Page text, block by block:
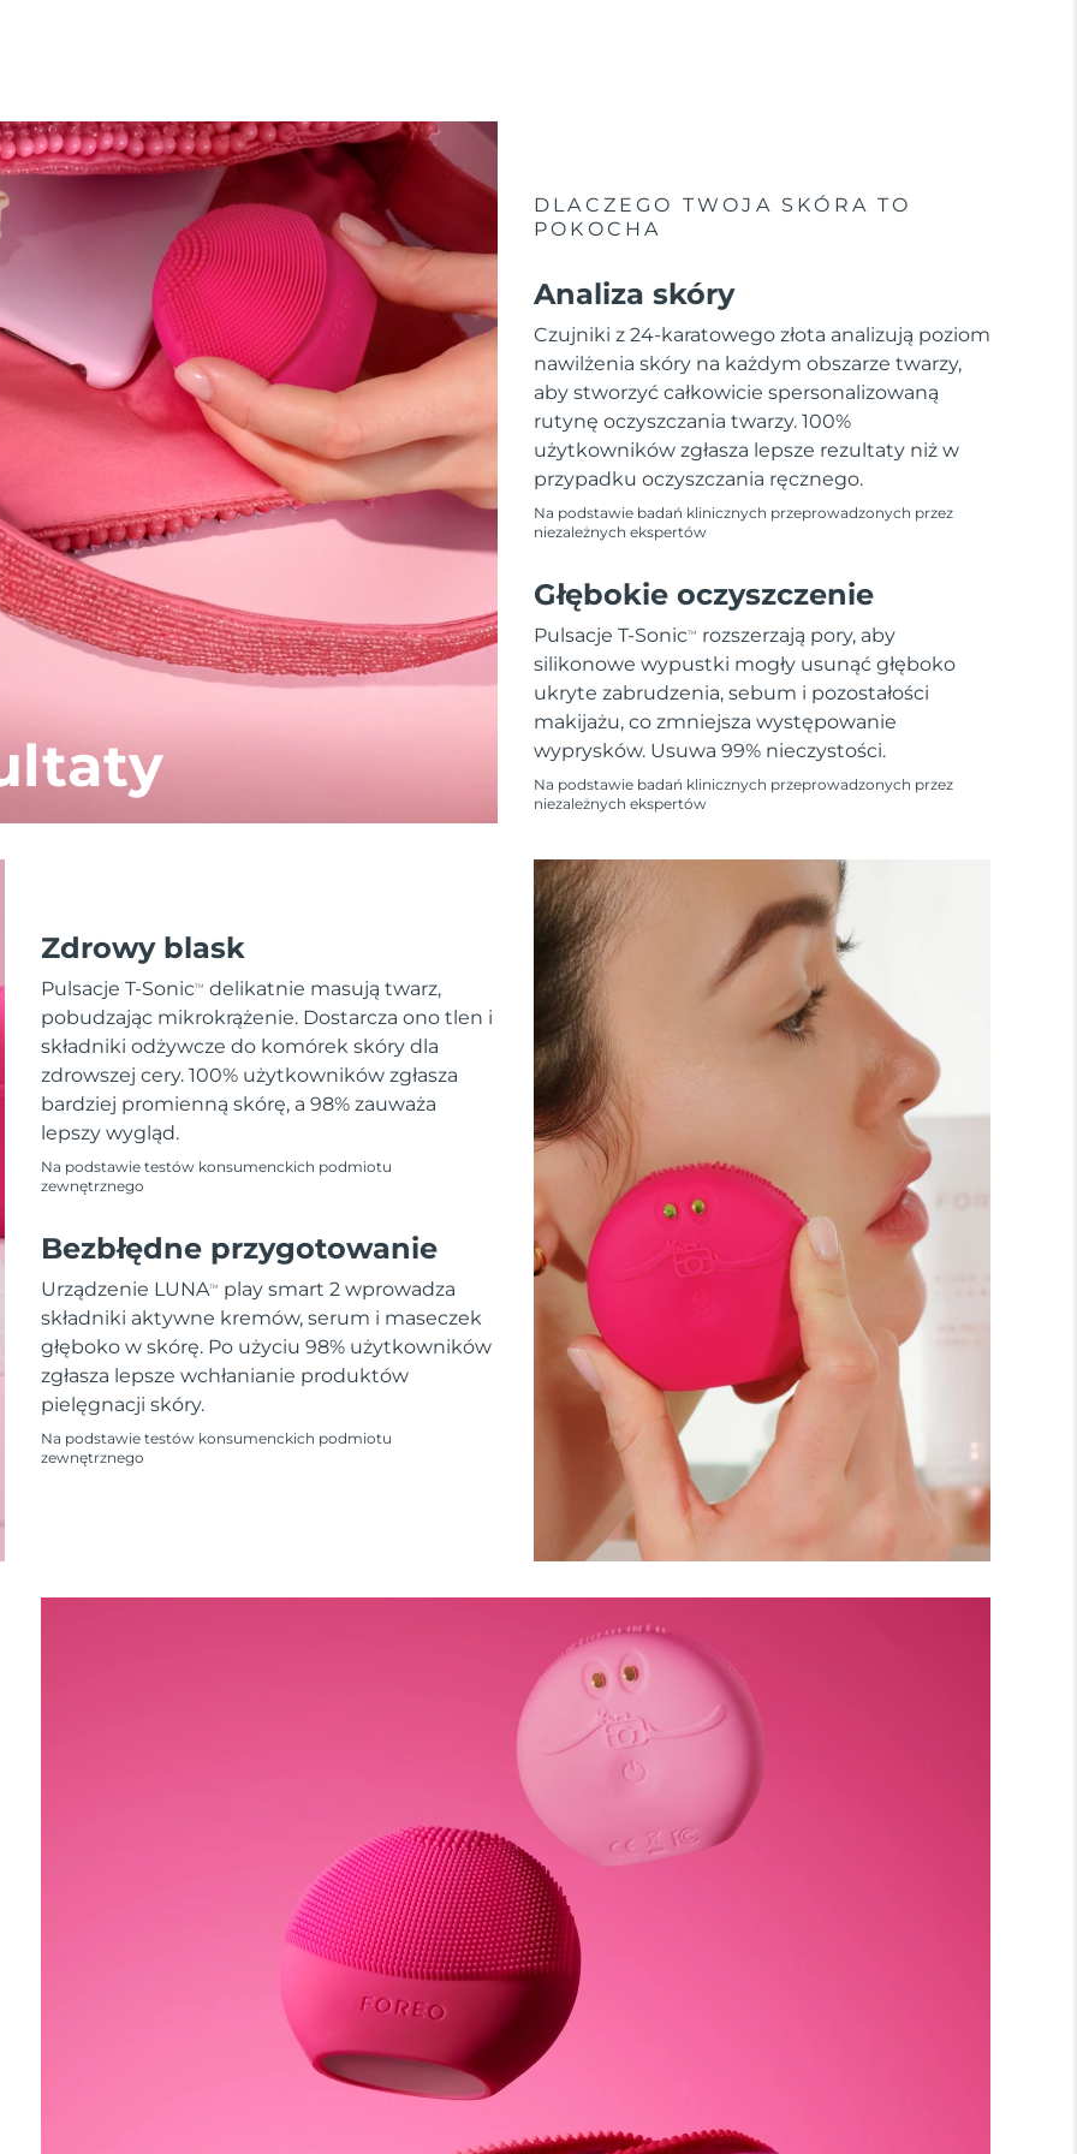
DLACZEGO TWOJA SKÓRA TO
POKOCHA
Analiza skóry
Czujniki z 24-karatowego złota analizują poziom
nawilżenia skóry na każdym obszarze twarzy,
aby stworzyć całkowicie spersonalizowaną
rutynę oczyszczania twarzy. 100%
użytkowników zgłasza lepsze rezultaty niż w
przypadku oczyszczania ręcznego.
Na podstawie badań klinicznych przeprowadzonych przez
niezależnych ekspertów
Głębokie oczyszczenie
Pulsacje T-SonicTM
rozszerzają pory, aby
silikonowe wypustki mogły usunąć głęboko
ukryte zabrudzenia, sebum i pozostałości
makijażu, co zmniejsza występowanie
wyprysków. Usuwa 99% nieczystości.
Na podstawie badań klinicznych przeprowadzonych przez
niezależnych ekspertów
Zdrowy blask
Pulsacje T-SonicTM
delikatnie masują twarz,
pobudzając mikrokrążenie. Dostarcza ono tlen i
składniki odżywcze do komórek skóry dla
zdrowszej cery. 100% użytkowników zgłasza
bardziej promienną skórę, a 98% zauważa
lepszy wygląd.
Na podstawie testów konsumenckich podmiotu
zewnętrznego
Bezbłędne przygotowanie
Urządzenie LUNATM
play smart 2 wprowadza
składniki aktywne kremów, serum i maseczek
głęboko w skórę. Po użyciu 98% użytkowników
zgłasza lepsze wchłanianie produktów
pielęgnacji skóry.
Na podstawie testów konsumenckich podmiotu
zewnętrznego